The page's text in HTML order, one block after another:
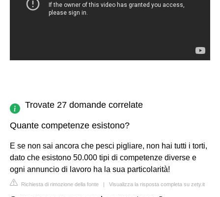
Trovate 27 domande correlate
Quante competenze esistono?
E se non sai ancora che pesci pigliare, non hai tutti i torti,
dato che esistono 50.000 tipi di competenze diverse e
ogni annuncio di lavoro ha la sua particolarità!
Richiesta di rimozione della fonte | Visualizza la risposta completa su zety.it